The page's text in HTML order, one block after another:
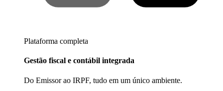
Plataforma completa
Gestão fiscal e contábil integrada
Do Emissor ao IRPF, tudo em um único ambiente.